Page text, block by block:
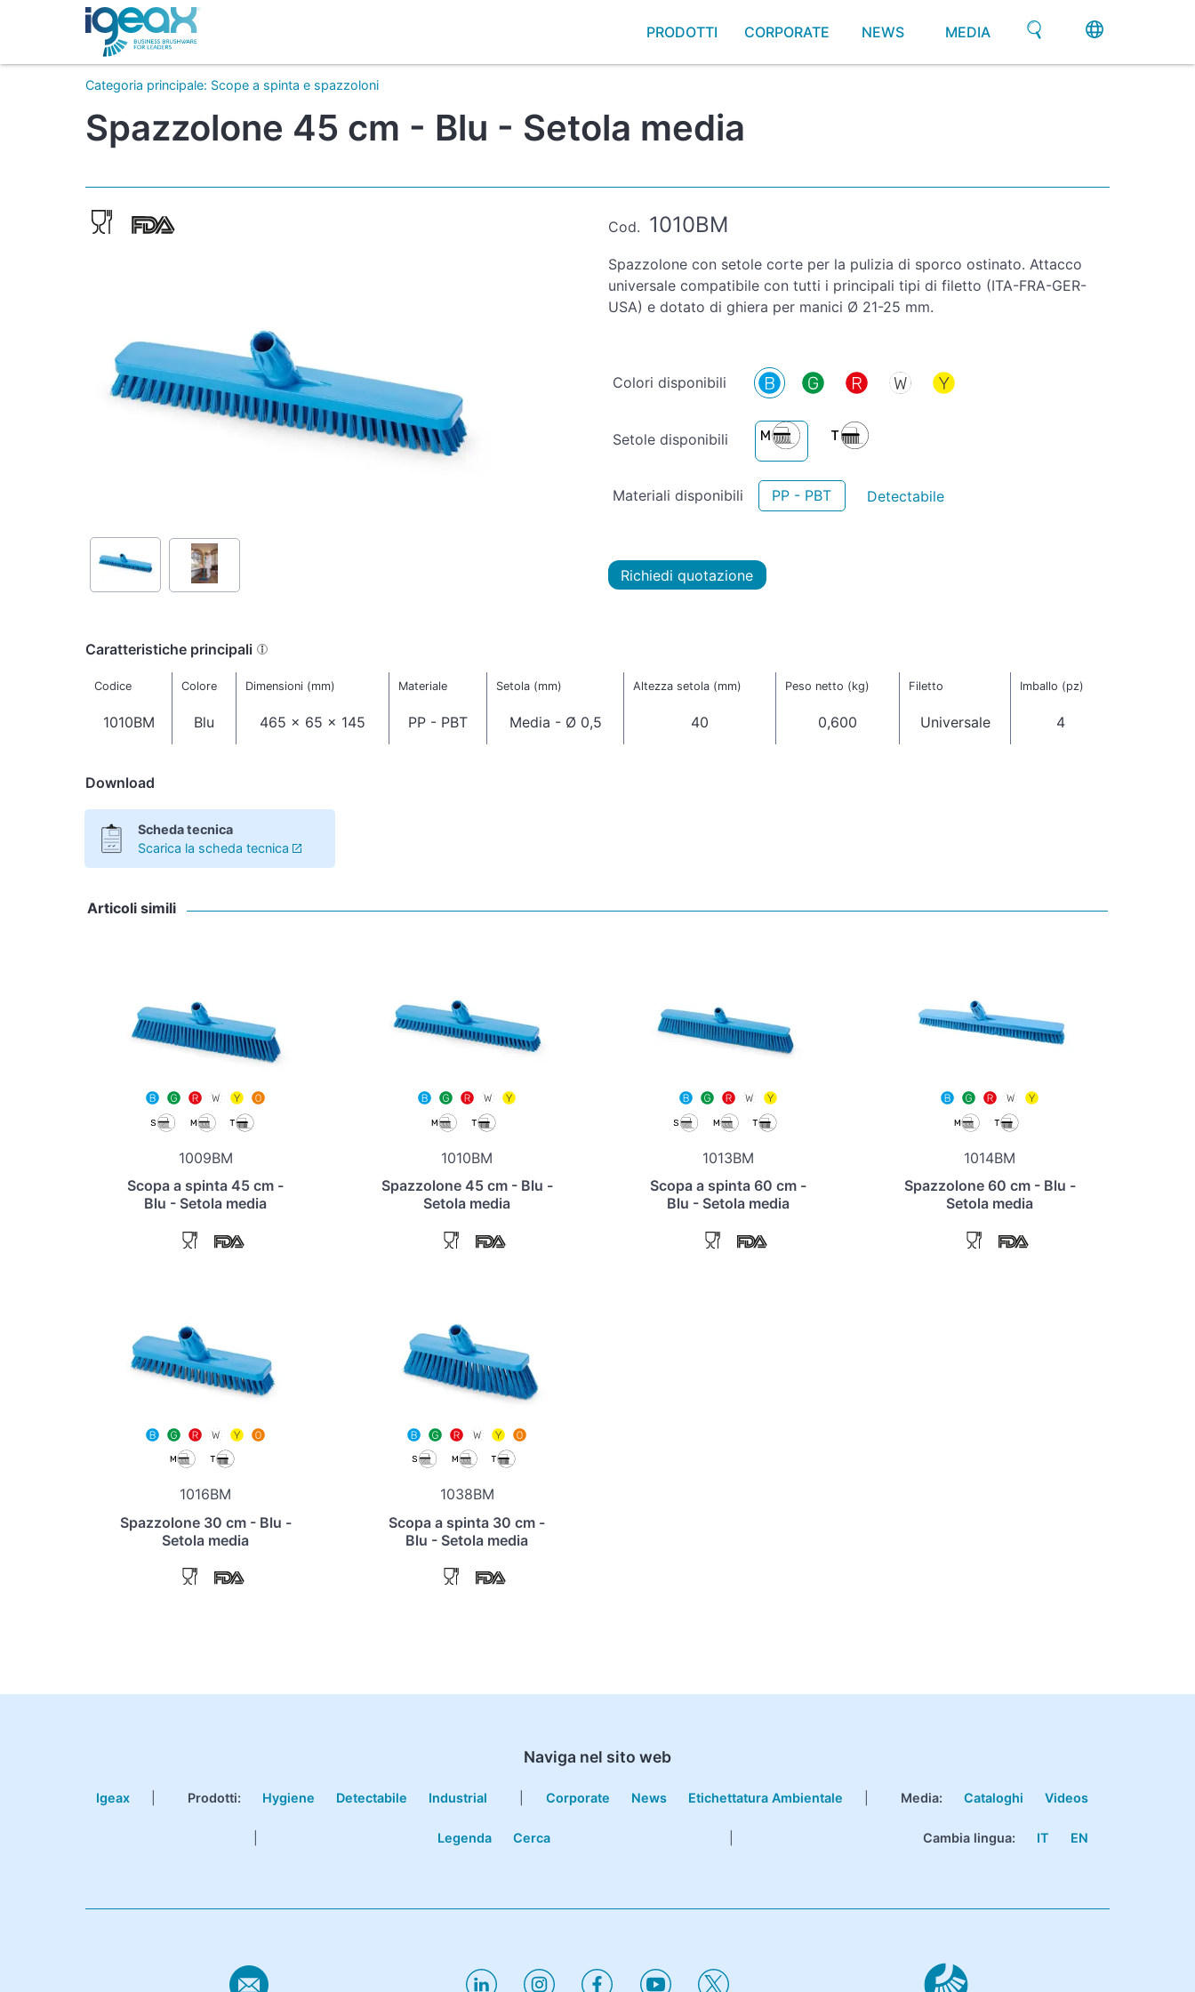
PRODOTTI CORPORATE NEWS MEDIA
Categoria principale: Scope a spinta e spazzoloni
Spazzolone 45 cm - Blu - Setola media
Cod. 1010BM
Spazzolone con setole corte per la pulizia di sporco ostinato. Attacco
universale compatibile con tutti i principali tipi di filetto (ITA-FRA-GER-
USA) e dotato di ghiera per manici Ø 21-25 mm.
Colori disponibili
Setole disponibili
Materiali disponibili PP - PBT Detectabile
Richiedi quotazione
Caratteristiche principali
Codice Colore Dimensioni (mm) Materiale Setola (mm) Altezza setola (mm) Peso netto (kg) Filetto Imballo (pz)
1010BM Blu 465 x 65 x 145 PP - PBT Media - Ø 0,5 40 0,600 Universale 4
Download
Scheda tecnica
Scarica la scheda tecnica
Articoli simili
1009BM
Scopa a spinta 45 cm -
Blu - Setola media
1010BM
Spazzolone 45 cm - Blu -
Setola media
1013BM
Scopa a spinta 60 cm -
Blu - Setola media
1014BM
Spazzolone 60 cm - Blu -
Setola media
1016BM
Spazzolone 30 cm - Blu -
Setola media
1038BM
Scopa a spinta 30 cm -
Blu - Setola media
Naviga nel sito web
Igeax Prodotti: Hygiene Detectabile Industrial Corporate News Etichettatura Ambientale Media: Cataloghi Videos
Legenda Cerca Cambia lingua: IT EN